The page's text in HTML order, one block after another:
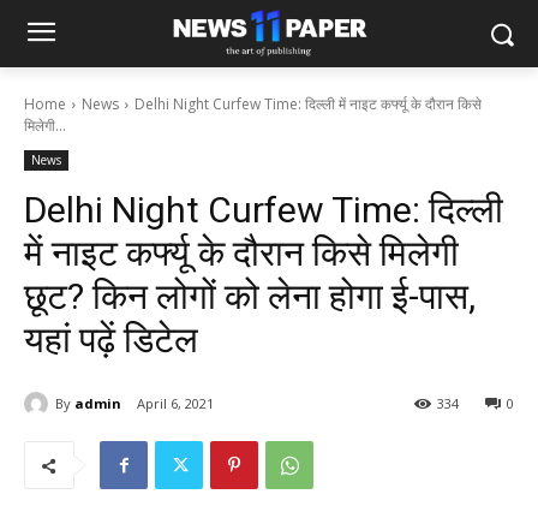
Home News
Delhi Night Curfew Time: दिल्ली में नाइट कर्फ्यू के दौरान किसे
मिलेगी...
News
Delhi Night Curfew Time: दिल्ली
में नाइट कर्फ्यू के दौरान किसे मिलेगी
छूट? किन लोगों को लेना होगा ई-पास,
यहां पढ़ें डिटेल
By admin April 6, 2021 0
334